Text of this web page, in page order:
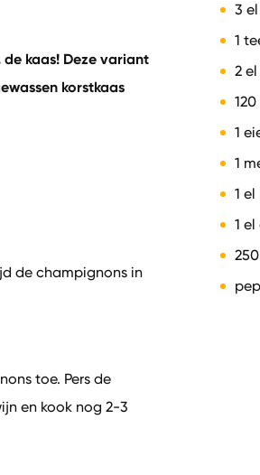
3
1
2
1
1
1
1
kaas! Deze variant
korstkaas
de champignons in
toe. Pers de
en kook nog 2-3